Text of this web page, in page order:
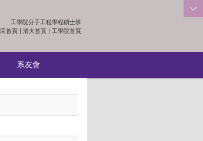
:::
工學院分子工程學程碩士班
回首頁 | 清大首頁 | 工學院首頁
系友會